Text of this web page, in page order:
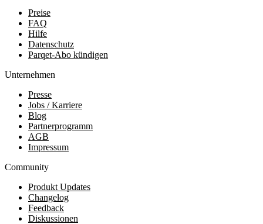
Preise
FAQ
Hilfe
Datenschutz
Parqet-Abo kündigen
Unternehmen
Presse
Jobs / Karriere
Blog
Partnerprogramm
AGB
Impressum
Community
Produkt Updates
Changelog
Feedback
Diskussionen